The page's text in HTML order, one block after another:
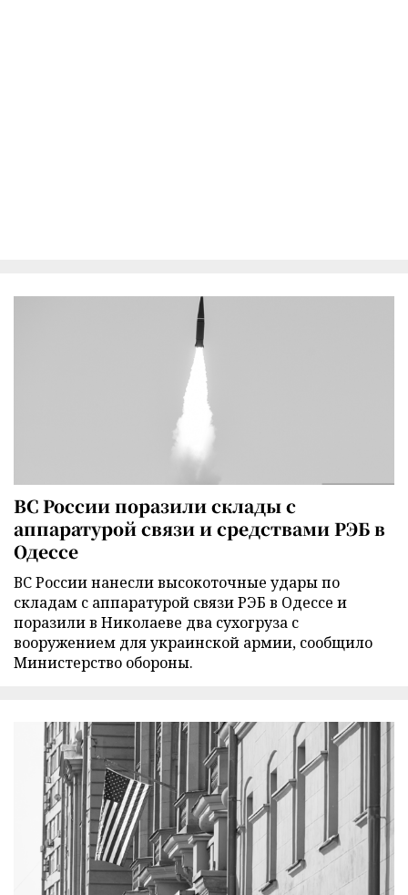
ВС России поразили склады с
аппаратурой связи и средствами РЭБ в
Одессе
ВС России нанесли высокоточные удары по
складам с аппаратурой связи РЭБ в Одессе и
поразили в Николаеве два сухогруза с
вооружением для украинской армии, сообщило
Министерство обороны.